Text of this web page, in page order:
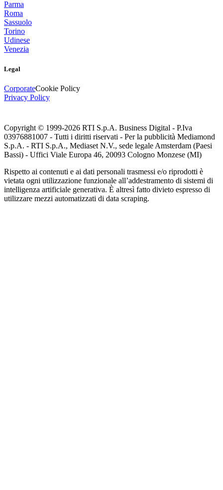
Parma
Roma
Sassuolo
Torino
Udinese
Venezia
Legal
CorporateCookie Policy
Privacy Policy
Copyright © 1999-2026 RTI S.p.A. Business Digital - P.Iva
03976881007 - Tutti i diritti riservati - Per la pubblicità Mediamond
S.p.A. - RTI S.p.A., Mediaset N.V., sede legale Amsterdam (Paesi
Bassi) - Uffici Viale Europa 46, 20093 Cologno Monzese (MI)
Rispetto ai contenuti e ai dati personali trasmessi e/o riprodotti è
vietata ogni utilizzazione funzionale all’addestramento di sistemi di
intelligenza artificiale generativa. È altresì fatto divieto espresso di
utilizzare mezzi automatizzati di data scraping.